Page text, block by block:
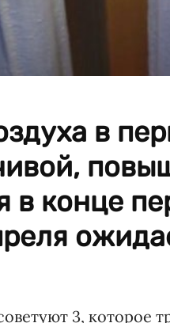
в
в конце
3, которое